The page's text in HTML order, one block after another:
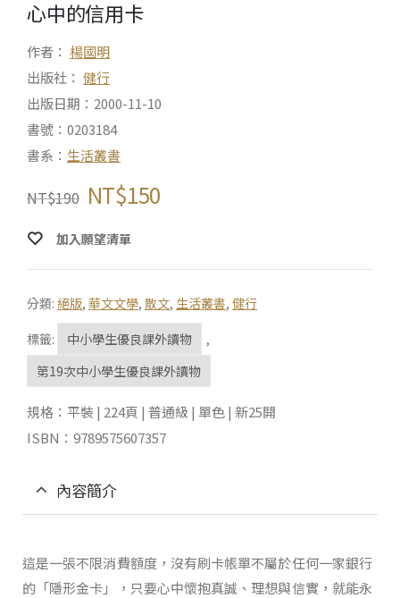
心中的信用卡
作者： 楊國明
出版社： 健行
出版日期：2000-11-10
書號：0203184
書系： 生活叢書
NT$190 NT$150
加入願望清單
分類: 絕版, 華文文學, 散文, 生活叢書, 健行
標籤:
中小學生優良課外讀物
,
第19次中小學生優良課外讀物
規格：平裝 | 224頁 | 普通級 | 單色 | 新25開
ISBN：9789575607357
內容簡介
這是一張不限消費額度，沒有刷卡帳單不屬於任何一家銀行
的「隱形金卡」，只要心中懷抱真誠、理想與信實，就能永